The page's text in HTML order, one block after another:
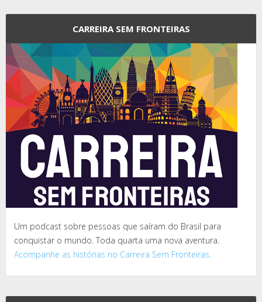
CARREIRA SEM FRONTEIRAS
Um podcast sobre pessoas que saíram do Brasil para
conquistar o mundo. Toda quarta uma nova aventura.
Acompanhe as histórias no Carreira Sem Fronteiras.